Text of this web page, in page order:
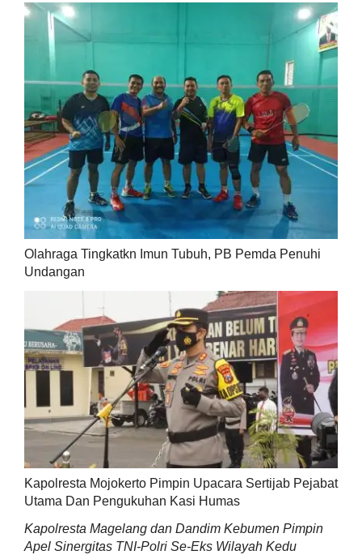
Olahraga Tingkatkn Imun Tubuh, PB Pemda Penuhi
Undangan
Kapolresta Mojokerto Pimpin Upacara Sertijab Pejabat
Utama Dan Pengukuhan Kasi Humas
Kapolresta Magelang dan Dandim Kebumen Pimpin
Apel Sinergitas TNI-Polri Se-Eks Wilayah Kedu